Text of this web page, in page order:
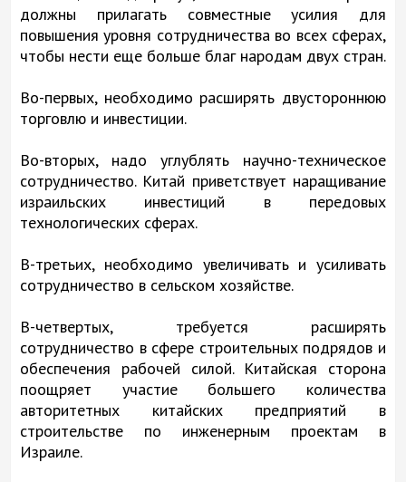
должны прилагать совместные усилия для
повышения уровня сотрудничества во всех сферах,
чтобы нести еще больше благ народам двух стран.
Во-первых, необходимо расширять двустороннюю
торговлю и инвестиции.
Во-вторых, надо углублять научно-техническое
сотрудничество. Китай приветствует наращивание
израильских инвестиций в передовых
технологических сферах.
В-третьих, необходимо увеличивать и усиливать
сотрудничество в сельском хозяйстве.
В-четвертых, требуется расширять
сотрудничество в сфере строительных подрядов и
обеспечения рабочей силой. Китайская сторона
поощряет участие большего количества
авторитетных китайских предприятий в
строительстве по инженерным проектам в
Израиле.